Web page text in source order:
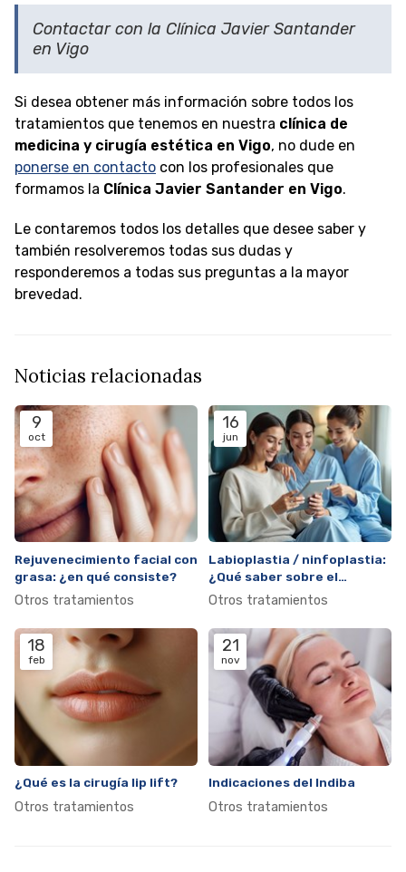
Contactar con la Clínica Javier Santander
en Vigo
Si desea obtener más información sobre todos los
tratamientos que tenemos en nuestra clínica de
medicina y cirugía estética en Vigo, no dude en
ponerse en contacto con los profesionales que
formamos la Clínica Javier Santander en Vigo.
Le contaremos todos los detalles que desee saber y
también resolveremos todas sus dudas y
responderemos a todas sus preguntas a la mayor
brevedad.
Noticias relacionadas
9
oct
Rejuvenecimiento facial con
grasa: ¿en qué consiste?
Otros tratamientos
16
jun
Labioplastia / ninfoplastia:
¿Qué saber sobre el
rejuvenecimiento genital
Otros tratamientos
18
feb
¿Qué es la cirugía lip lift?
Otros tratamientos
21
nov
Indicaciones del Indiba
Otros tratamientos